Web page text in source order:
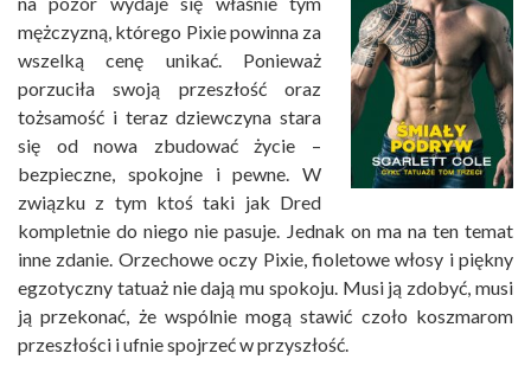
mężczyzną, którego Pixie powinna za
wszelką cenę unikać. Ponieważ
porzuciła swoją przeszłość oraz
tożsamość i teraz dziewczyna stara
się od nowa zbudować życie –
bezpieczne, spokojne i pewne. W
związku z tym ktoś taki jak Dred
kompletnie do niego nie pasuje. Jednak on ma na ten temat
inne zdanie. Orzechowe oczy Pixie, fioletowe włosy i piękny
egzotyczny tatuaż nie dają mu spokoju. Musi ją zdobyć, musi
ją przekonać, że wspólnie mogą stawić czoło koszmarom
przeszłości i ufnie spojrzeć w przyszłość.